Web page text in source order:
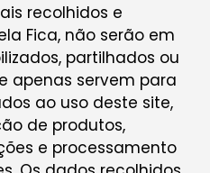
recolhidos e
Fica, não serão em
partilhados ou
apenas servem para
ao uso deste site,
de produtos,
e processamento